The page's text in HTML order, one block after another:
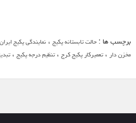
برچسب ها :حالت تابستانه پکیج ،نمایندگی پکیج
مخزن دار ،تعمیرکار پکیج کرج ،تنظیم درجه پکیج ،